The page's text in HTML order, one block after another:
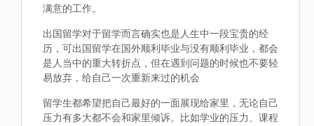
满意的工作。
出国留学对于留学而言确实也是人生中一段宝贵的经
历，可出国留学在国外顺利毕业与没有顺利毕业，都会
是人当中的重大转折点，但在遇到问题的时候也不要轻
易放弃，给自己一次重新来过的机会
留学生都希望把自己最好的一面展现给家里，无论自己
压力有多大都不会和家里倾诉。比如学业的压力、课程